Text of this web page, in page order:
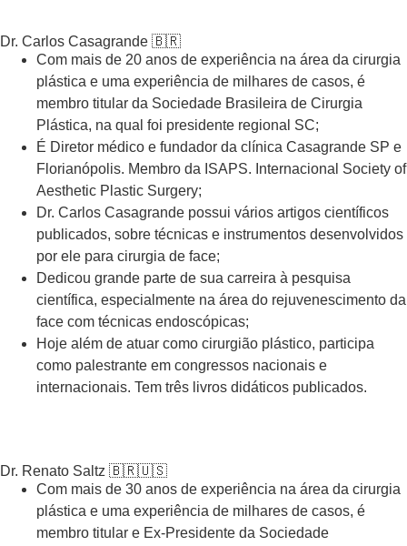
Dr. Carlos Casagrande 🇧🇷
Com mais de 20 anos de experiência na área da cirurgia
plástica e uma experiência de milhares de casos, é
membro titular da Sociedade Brasileira de Cirurgia
Plástica, na qual foi presidente regional SC;
É Diretor médico e fundador da clínica Casagrande SP e
Florianópolis. Membro da ISAPS. Internacional Society of
Aesthetic Plastic Surgery;
Dr. Carlos Casagrande possui vários artigos científicos
publicados, sobre técnicas e instrumentos desenvolvidos
por ele para cirurgia de face;
Dedicou grande parte de sua carreira à pesquisa
científica, especialmente na área do rejuvenescimento da
face com técnicas endoscópicas;
Hoje além de atuar como cirurgião plástico, participa
como palestrante em congressos nacionais e
internacionais. Tem três livros didáticos publicados.
Dr. Renato Saltz 🇧🇷🇺🇸
Com mais de 30 anos de experiência na área da cirurgia
plástica e uma experiência de milhares de casos, é
membro titular e Ex-Presidente da Sociedade